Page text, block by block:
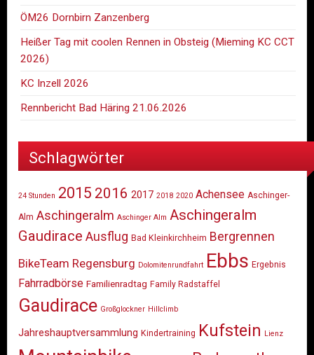
ÖM26 Dornbirn Zanzenberg
Heißer Tag mit coolen Rennen in Obsteig (Mieming KC CCT
2026)
KC Inzell 2026
Rennbericht Bad Häring 21.06.2026
Schlagwörter
24 Stunden 2015 2016 2017 2018 2020 Achensee Aschinger-
Alm Aschingeralm Aschinger Alm Aschingeralm
Gaudirace Ausflug Bad Kleinkirchheim Bergrennen
BikeTeam Regensburg Dolomitenrundfahrt Ebbs Ergebnis
Fahrradbörse Familienradtag Family Radstaffel
Gaudirace Großglockner Hillclimb
Jahreshauptversammlung Kindertraining Kufstein Lienz